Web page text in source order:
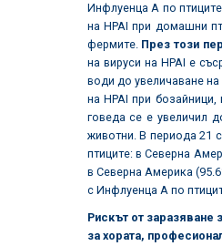
Инфлуенца А по
на HPAI при домашни
фермите. През този
на вируси на HPAI е
води до увеличаване
на HPAI при
говеда се е увеличил
животни. В периода 21
птиците: в Северна
в Северна Америка
с Инфлуенца А по
Рискът от заразяване
за хората,